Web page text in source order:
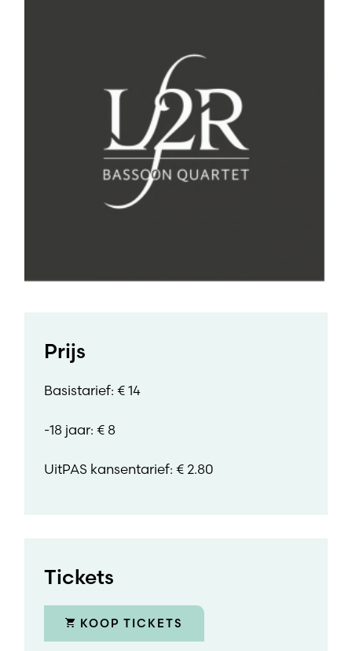
Prijs
Basistarief: € 14
-18 jaar: € 8
UitPAS kansentarief: € 2.80
Tickets
KOOP TICKETS